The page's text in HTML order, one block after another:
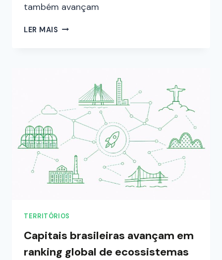
também avançam
LER MAIS
TERRITÓRIOS
Capitais brasileiras avançam em
ranking global de ecossistemas